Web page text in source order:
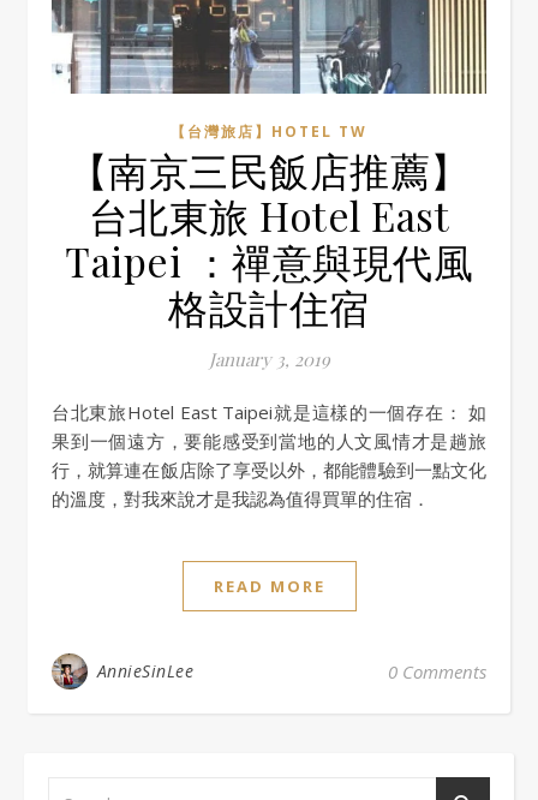
【台灣旅店】HOTEL TW
【南京三民飯店推薦】
台北東旅 Hotel East
Taipei ：禪意與現代風
格設計住宿
January 3, 2019
台北東旅Hotel East Taipei就是這樣的一個存在： 如
果到一個遠方，要能感受到當地的人文風情才是趟旅
行，就算連在飯店除了享受以外，都能體驗到一點文化
的溫度，對我來說才是我認為值得買單的住宿．
READ MORE
AnnieSinLee 0 Comments